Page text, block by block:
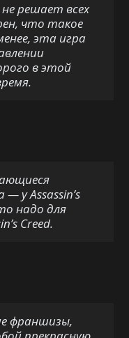
решает всех
что такое
эта игра
в этой
— уAssassin’s
надо для
Creed.
франшизы,